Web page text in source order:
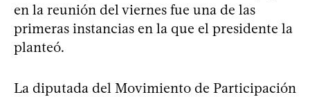
en la reunión del viernes fue una de las
primeras instancias en la que el presidente la
planteó.
La diputada del Movimiento de Participación